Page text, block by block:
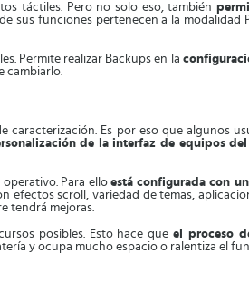
táctiles. Pero no solo eso, también
sus funciones pertenecen a la modalidad
Permite realizar Backups en la
cambiarlo.
Es por eso que algunos
de la interfaz de equipos
Para ello está configurada con
efectos scroll, variedad de temas,
tendrá mejoras.
posibles. Esto hace queel proceso
y ocupa mucho espacio o ralentiza el